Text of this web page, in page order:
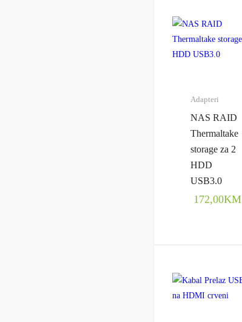
Adapteri
NAS RAID
Thermaltake
storage za 2
HDD
USB3.0
172,00KM